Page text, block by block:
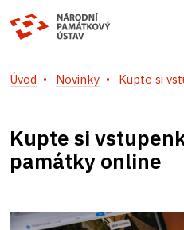
Úvod Novinky Kupte si
Kupte si
památky online